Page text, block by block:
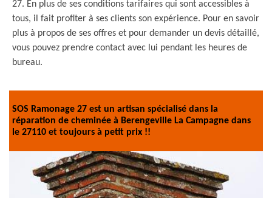
27. En plus de ses conditions tarifaires qui sont accessibles à
tous, il fait profiter à ses clients son expérience. Pour en savoir
plus à propos de ses offres et pour demander un devis détaillé,
vous pouvez prendre contact avec lui pendant les heures de
bureau.
SOS Ramonage 27 est un artisan spécialisé dans la
réparation de cheminée à Berengeville La Campagne dans
le 27110 et toujours à petit prix !!